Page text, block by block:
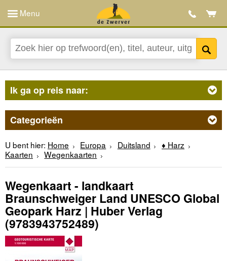
Menu
Ik ga op reis naar:
Categorieën
U bent hier: Home Europa Duitsland
♦ Harz
Kaarten
Wegenkaarten
Wegenkaart - landkaart
Braunschweiger Land UNESCO Global
Geopark Harz | Huber Verlag
(9783943752489)